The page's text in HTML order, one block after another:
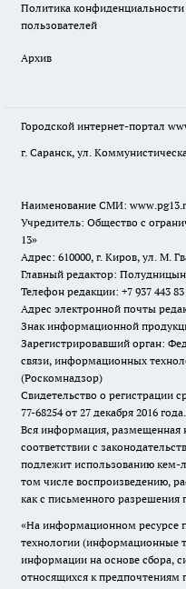
Политика
пользователей
Архив
Городской интернет-портал
г. Саранск, ул.
Наименование СМИ:
Учредитель: Общество с
13»
Адрес: 610000, г. Киров, ул. М.
Главный редактор:
Телефон редакции: +7 937 443 83
Адрес электронной почты
Знак информационной
Зарегистрировавший орган:
связи, информационных
(Роскомнадзор)
Свидетельство о
77-68254 от 27 декабря 2016 года.
Вся информация, размещенная
соответствии с
подлежит использованию кем-
том числе воспроизведению,
как с письменного разрешения
«На информационном ресурсе
технологии (информационные
информации на основе сбора,
относящихся к предпочтениям